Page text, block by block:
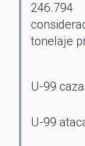
tonelaje
U-99
U-99